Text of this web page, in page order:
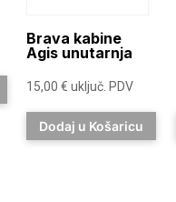
Brava kabine
Agis unutarnja
15,00€ uključ. PDV
Dodaj u Košaricu